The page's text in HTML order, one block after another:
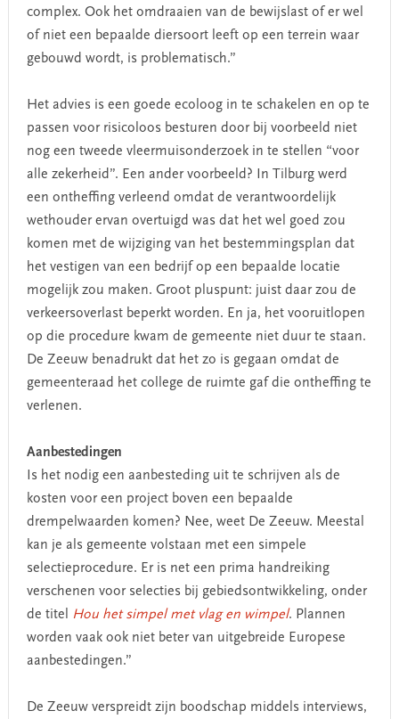
complex. Ook het omdraaien van de bewijslast of er wel
of niet een bepaalde diersoort leeft op een terrein waar
gebouwd wordt, is problematisch.”
Het advies is een goede ecoloog in te schakelen en op te
passen voor risicoloos besturen door bij voorbeeld niet
nog een tweede vleermuisonderzoek in te stellen “voor
alle zekerheid”. Een ander voorbeeld? In Tilburg werd
een ontheffing verleend omdat de verantwoordelijk
wethouder ervan overtuigd was dat het wel goed zou
komen met de wijziging van het bestemmingsplan dat
het vestigen van een bedrijf op een bepaalde locatie
mogelijk zou maken. Groot pluspunt: juist daar zou de
verkeersoverlast beperkt worden. En ja, het vooruitlopen
op die procedure kwam de gemeente niet duur te staan.
De Zeeuw benadrukt dat het zo is gegaan omdat de
gemeenteraad het college de ruimte gaf die ontheffing te
verlenen.
Aanbestedingen
Is het nodig een aanbesteding uit te schrijven als de
kosten voor een project boven een bepaalde
drempelwaarden komen? Nee, weet De Zeeuw. Meestal
kan je als gemeente volstaan met een simpele
selectieprocedure. Er is net een prima handreiking
verschenen voor selecties bij gebiedsontwikkeling, onder
de titel Hou het simpel met vlag en wimpel. Plannen
worden vaak ook niet beter van uitgebreide Europese
aanbestedingen.”
De Zeeuw verspreidt zijn boodschap middels interviews,